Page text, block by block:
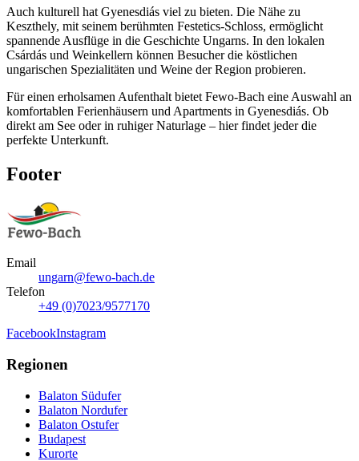
Auch kulturell hat Gyenesdiás viel zu bieten. Die Nähe zu
Keszthely, mit seinem berühmten Festetics-Schloss, ermöglicht
spannende Ausflüge in die Geschichte Ungarns. In den lokalen
Csárdás und Weinkellern können Besucher die köstlichen
ungarischen Spezialitäten und Weine der Region probieren.
Für einen erholsamen Aufenthalt bietet Fewo-Bach eine Auswahl an
komfortablen Ferienhäusern und Apartments in Gyenesdiás. Ob
direkt am See oder in ruhiger Naturlage – hier findet jeder die
perfekte Unterkunft.
Footer
Email
ungarn@fewo-bach.de
Telefon
+49 (0)7023/9577170
FacebookInstagram
Regionen
Balaton Südufer
Balaton Nordufer
Balaton Ostufer
Budapest
Kurorte